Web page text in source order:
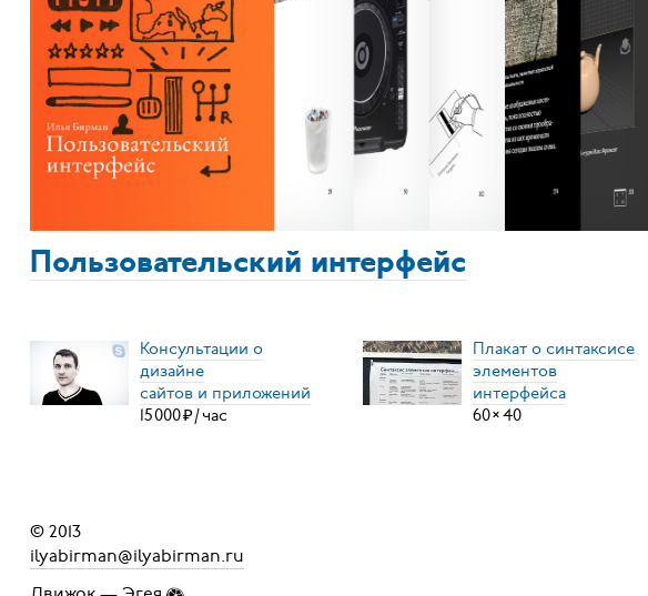
Пользовательский интерфейс
Консультации о
дизайне
сайтов и приложений
15000₽/час
Плакат о синтаксисе
элементов
интерфейса
60×40
© 2013
ilyabirman@ilyabirman.ru